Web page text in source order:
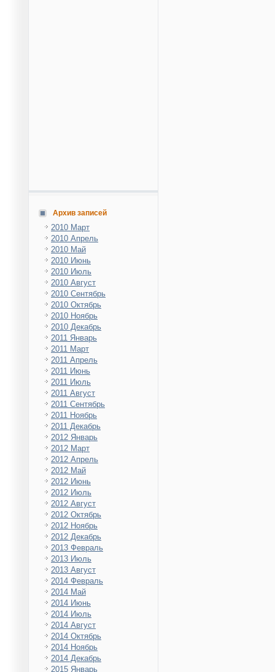
Архив записей
2010 Март
2010 Апрель
2010 Май
2010 Июнь
2010 Июль
2010 Август
2010 Сентябрь
2010 Октябрь
2010 Ноябрь
2010 Декабрь
2011 Январь
2011 Март
2011 Апрель
2011 Июнь
2011 Июль
2011 Август
2011 Сентябрь
2011 Ноябрь
2011 Декабрь
2012 Январь
2012 Март
2012 Апрель
2012 Май
2012 Июнь
2012 Июль
2012 Август
2012 Октябрь
2012 Ноябрь
2012 Декабрь
2013 Февраль
2013 Июль
2013 Август
2014 Февраль
2014 Май
2014 Июнь
2014 Июль
2014 Август
2014 Октябрь
2014 Ноябрь
2014 Декабрь
2015 Январь